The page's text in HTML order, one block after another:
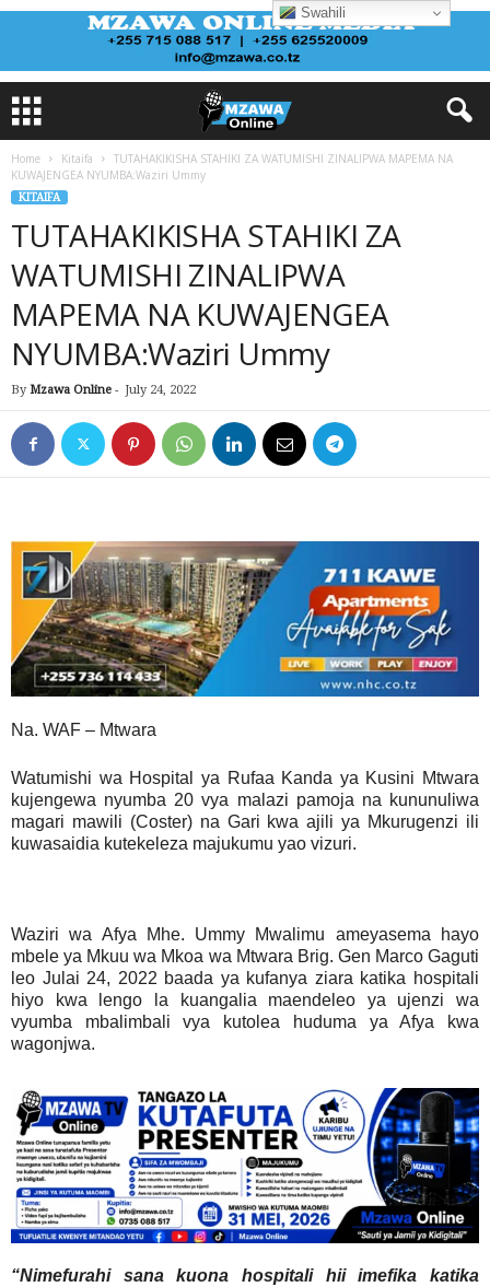
Home Kitaifa
TUTAHAKIKISHA STAHIKI ZA WATUMISHI ZINALIPWA MAPEMA NA
KUWAJENGEA NYUMBA:Waziri Ummy
KITAIFA
TUTAHAKIKISHA STAHIKI ZA
WATUMISHI ZINALIPWA
MAPEMA NA KUWAJENGEA
NYUMBA:Waziri Ummy
By Mzawa Online - July 24, 2022
Na. WAF – Mtwara
Watumishi wa Hospital ya Rufaa Kanda ya Kusini Mtwara
kujengewa nyumba 20 vya malazi pamoja na kununuliwa
magari mawili (Coster) na Gari kwa ajili ya Mkurugenzi ili
kuwasaidia kutekeleza majukumu yao vizuri.
Waziri wa Afya Mhe. Ummy Mwalimu ameyasema hayo
mbele ya Mkuu wa Mkoa wa Mtwara Brig. Gen Marco Gaguti
leo Julai 24, 2022 baada ya kufanya ziara katika hospitali
hiyo kwa lengo la kuangalia maendeleo ya ujenzi wa
vyumba mbalimbali vya kutolea huduma ya Afya kwa
wagonjwa.
“Nimefurahi sana kuona hospitali hii imefika katika
Swahili